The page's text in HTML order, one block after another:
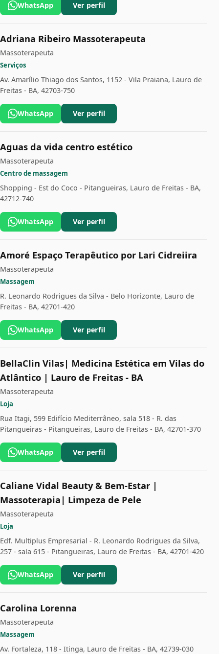
WhatsApp Ver perfil
Adriana Ribeiro Massoterapeuta
Massoterapeuta
Serviços
Av. Amarílio Thiago dos Santos, 1152 - Vila Praiana, Lauro de
Freitas - BA, 42703-750
WhatsApp Ver perfil
Aguas da vida centro estético
Massoterapeuta
Centro de massagem
Shopping - Est do Coco - Pitangueiras, Lauro de Freitas - BA,
42712-740
WhatsApp Ver perfil
Amoré Espaço Terapêutico por Lari Cidreiira
Massoterapeuta
Massagem
R. Leonardo Rodrigues da Silva - Belo Horizonte, Lauro de
Freitas - BA, 42701-420
WhatsApp Ver perfil
BellaClin Vilas| Medicina Estética em Vilas do
Atlântico | Lauro de Freitas - BA
Massoterapeuta
Loja
Rua Itagi, 599 Edifício Mediterrâneo, sala 518 - R. das
Pitangueiras - Pitangueiras, Lauro de Freitas - BA, 42701-370
WhatsApp Ver perfil
Caliane Vidal Beauty & Bem-Estar |
Massoterapia| Limpeza de Pele
Massoterapeuta
Loja
Edf. Multiplus Empresarial - R. Leonardo Rodrigues da Silva,
257 - sala 615 - Pitangueiras, Lauro de Freitas - BA, 42701-420
WhatsApp Ver perfil
Carolina Lorenna
Massoterapeuta
Massagem
Av. Fortaleza, 118 - Itinga, Lauro de Freitas - BA, 42739-030